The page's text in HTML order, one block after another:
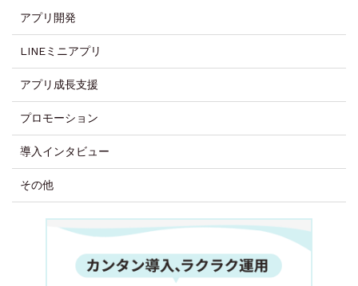
アプリ開発
LINEミニアプリ
アプリ成長支援
プロモーション
導入インタビュー
その他